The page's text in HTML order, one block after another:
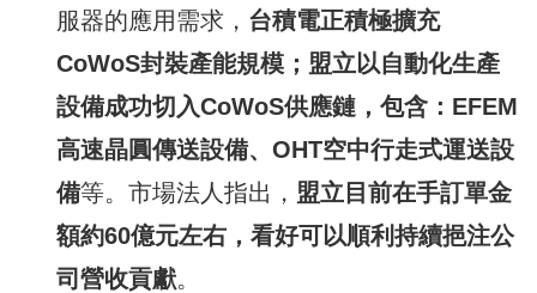
服器的應用需求， 台積電正積極擴充
CoWoS封裝產能規模；盟立以自動化生產
設備成功切入CoWoS供應鏈，包含： EFEM
高速晶圓傳送設備、 OHT空中行走式運送設
備等。市場法人指出， 盟立目前在手訂單金
額約60億元左右，看好可以順利持續挹注公
司營收貢獻。